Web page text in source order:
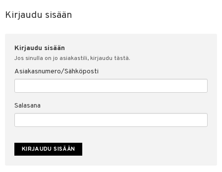
Luontaistuotteet
Fitness
Koti & Sisustus
Lelut, Lapsi & Vauva
Tuotemerkkejä
Kirjaudu sisään
Kirjaudu sisään
Jos sinulla on jo asiakastili, kirjaudu tästä.
Asiakasnumero/Sähköposti
Salasana
& vastauksia
myyntiehdot
suojaus